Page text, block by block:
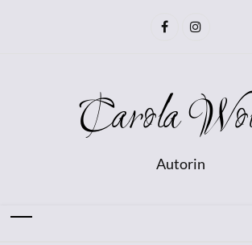
Carola
Autorin